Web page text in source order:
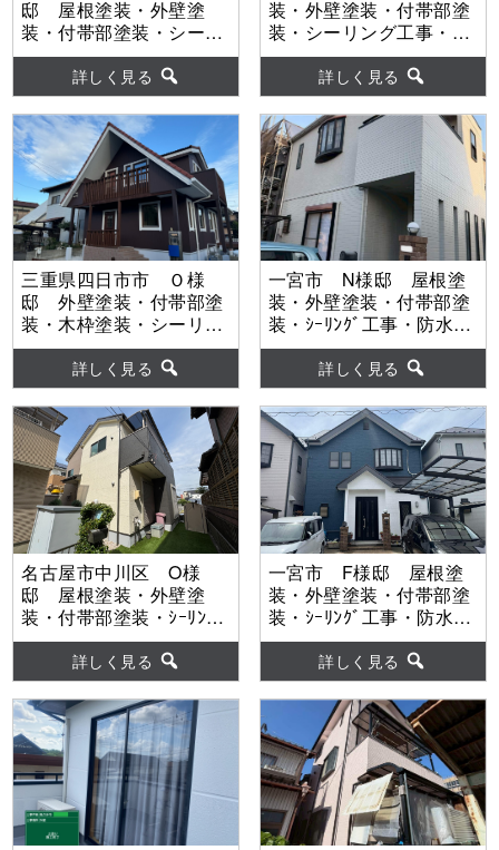
邸 屋根塗装・外壁塗
装・付帯部塗装・シーリ
ング工事・防水工事
【使用塗料】屋根：ｳﾙﾄﾗ
Si 外壁：ｳﾙﾄﾗSi
詳しく見る
装・外壁塗装・付帯部塗
装・シーリング工事・外
壁補修工事 【使用塗
料】屋根：ｳﾙﾄﾗSi 外
壁：ｳﾙﾄﾗSi
詳しく見る
三重県四日市市 Ｏ様
邸 外壁塗装・付帯部塗
装・木枠塗装・シーリン
グ工事・階段補修工事・
給湯器交換工事 【使用
塗料】外壁：MUGA zero
詳しく見る
一宮市 N様邸 屋根塗
装・外壁塗装・付帯部塗
装・ｼｰﾘﾝｸﾞ工事・防水工
事 【使用塗料】屋根：
ｽｰﾊﾟｰｾﾗﾝｿﾌｨｱ 外壁：グ
ランデ有機HRC
詳しく見る
名古屋市中川区 O様
邸 屋根塗装・外壁塗
装・付帯部塗装・ｼｰﾘﾝｸﾞ
工事・防水工事 【使用
塗料】屋根：超低汚染ﾘﾌ
ｧｲﾝ500無機-IR 外壁：
超低汚染ﾘﾌｧｲﾝ弾性
1000MS-IR
詳しく見る
一宮市 F様邸 屋根塗
装・外壁塗装・付帯部塗
装・ｼｰﾘﾝｸﾞ工事・防水工
事 【使用塗料】屋根：
ｽｰﾊﾟｰｾﾗﾝｿﾌｨｱ 外壁：グ
ランデ有機HRC
詳しく見る